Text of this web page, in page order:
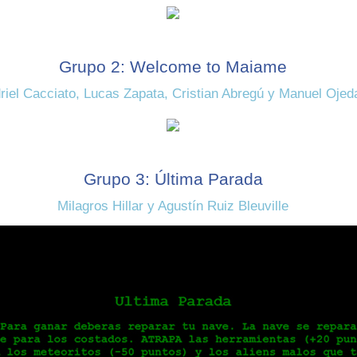
Grupo 2: Welcome to Maiame
Cacciato, Lucas Zapata, Cristian Abregú y Manuel
Grupo 3: Última Parada
Milagros Hillar y Agustín Ruiz Bleuville